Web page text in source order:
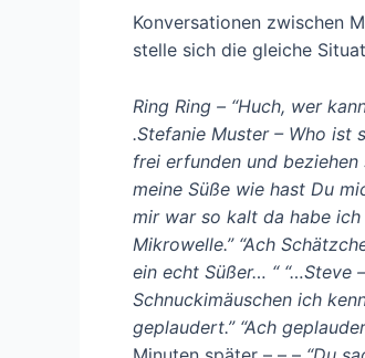
Konversationen zwischen
stelle sich die gleiche
Ring Ring – “Huch, wer
.Stefanie Muster – Who ist
frei erfunden und beziehen
meine Süße wie hast Du
mir war so kalt da habe
Mikrowelle.” “Ach
ein echt Süßer… “ “…Steve
Schnuckimäuschen ich
geplaudert.” “Ach